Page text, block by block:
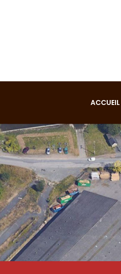
ACCUEIL